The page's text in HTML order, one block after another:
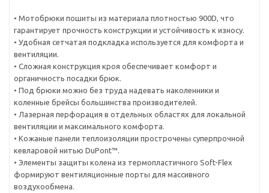
• Мотобрюки пошиты из материала плотностью 900D, что
гарантирует прочность конструкции и устойчивость к износу.
• Удобная сетчатая подкладка используется для комфорта и
вентиляции.
• Сложная конструкция кроя обеспечивает комфорт и
органичность посадки брюк.
• Под брюки можно без труда надевать наколенники и
коленные брейсы большинства производителей.
• Лазерная перфорация в отдельных областях для локальной
вентиляции и максимального комфорта.
• Кожаные панели теплоизоляции прострочены суперпрочной
кевларовой нитью DuPont™.
• Элементы защиты колена из термопластичного Soft-Flex
формируют вентиляционные порты для массивного
воздухообмена.